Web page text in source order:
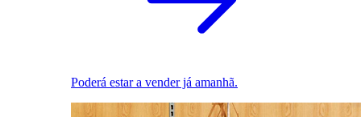
Poderá estar a vender já amanhã.